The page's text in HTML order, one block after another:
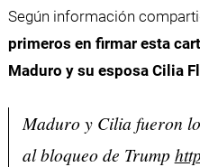
Según información
primeros en firmar esta
Maduro y su esposa Cilia
Maduro y Cilia fueron
al bloqueo de Trump